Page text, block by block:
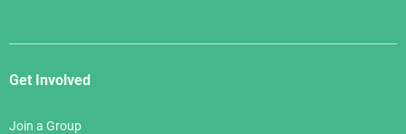
Get Involved
Join a Group